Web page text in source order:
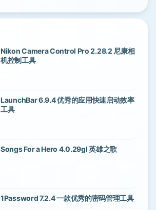
Nikon Camera Control Pro 2.28.2 尼康相
机控制工具
LaunchBar 6.9.4 优秀的应用快速启动效率
工具
Songs For a Hero 4.0.29gl 英雄之歌
1Password 7.2.4 一款优秀的密码管理工具